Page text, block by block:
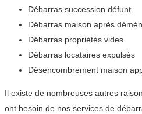
Débarras succession défunt
Débarras maison après
Débarras propriétés vides
Débarras locataires expulsés
Désencombrement maison
Il existe de nombreuses autres
ont besoin de nos services de